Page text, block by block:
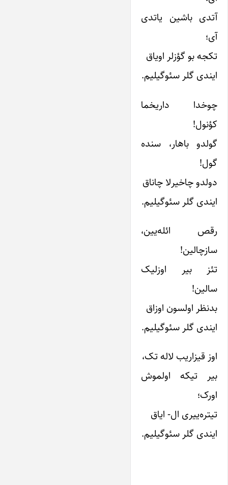
آتدى باشین یاتدى
آى؛
تکجه بو گؤزلر اویاق
ایندى گلر سئوگیلیم.
چوخدا داریخما
کؤنول!
گولدو باهار، سنده
گول!
دولدو چاخیرلا چاناق
ایندى گلر سئوگیلیم.
رقص ائله‌یین،
سازچالین!
تئز بیر اوزلیک
سالین!
بدنظر اولسون اوزاق
ایندى گلر سئوگیلیم.
اوز قیزاریب لاله تک،
بیر تیکه اولموش
اورک؛
تیتره‌ییرى ال- ایاق
ایندى گلر سئوگیلیم.